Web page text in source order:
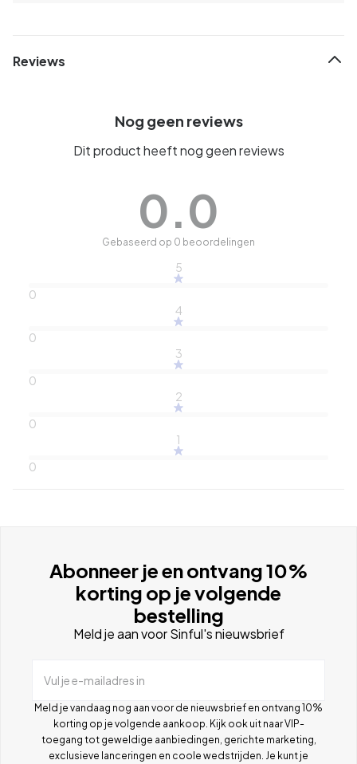
Reviews
Nog geen reviews
Dit product heeft nog geen reviews
0.0
Gebaseerd op 0 beoordelingen
5
0
4
0
3
0
2
0
1
0
Abonneer je en ontvang 10%
korting op je volgende
bestelling
Meld je aan voor Sinful's nieuwsbrief
Vul je e-mailadres in
Meld je vandaag nog aan voor de nieuwsbrief en ontvang 10%
korting op je volgende aankoop. Kijk ook uit naar VIP-
toegang tot geweldige aanbiedingen, gerichte marketing,
exclusieve lanceringen en coole wedstrijden. Je kunt je